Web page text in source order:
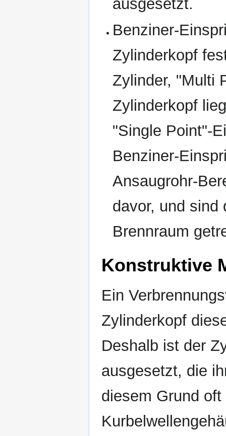
ausgesetzt.
Benziner-
Zylinderkopf
Zylinder, "Multi
Zylinderkopf
"Single Point"-
Benziner-
Ansaugrohr-
davor, und sind
Brennraum
Konstruktive
Ein
Zylinderkopf
Deshalb ist der
ausgesetzt, die
diesem Grund